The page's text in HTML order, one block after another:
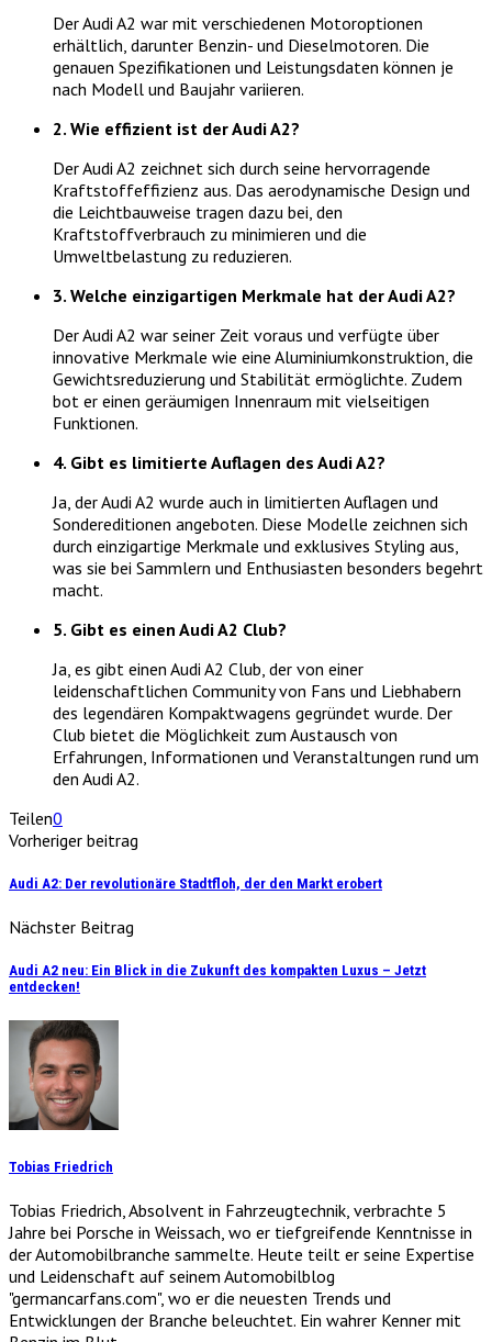
Der Audi A2 war mit verschiedenen Motoroptionen
erhältlich, darunter Benzin- und Dieselmotoren. Die
genauen Spezifikationen und Leistungsdaten können je
nach Modell und Baujahr variieren.
2. Wie effizient ist der Audi A2?
Der Audi A2 zeichnet sich durch seine hervorragende
Kraftstoffeffizienz aus. Das aerodynamische Design und
die Leichtbauweise tragen dazu bei, den
Kraftstoffverbrauch zu minimieren und die
Umweltbelastung zu reduzieren.
3. Welche einzigartigen Merkmale hat der Audi A2?
Der Audi A2 war seiner Zeit voraus und verfügte über
innovative Merkmale wie eine Aluminiumkonstruktion, die
Gewichtsreduzierung und Stabilität ermöglichte. Zudem
bot er einen geräumigen Innenraum mit vielseitigen
Funktionen.
4. Gibt es limitierte Auflagen des Audi A2?
Ja, der Audi A2 wurde auch in limitierten Auflagen und
Sondereditionen angeboten. Diese Modelle zeichnen sich
durch einzigartige Merkmale und exklusives Styling aus,
was sie bei Sammlern und Enthusiasten besonders begehrt
macht.
5. Gibt es einen Audi A2 Club?
Ja, es gibt einen Audi A2 Club, der von einer
leidenschaftlichen Community von Fans und Liebhabern
des legendären Kompaktwagens gegründet wurde. Der
Club bietet die Möglichkeit zum Austausch von
Erfahrungen, Informationen und Veranstaltungen rund um
den Audi A2.
Teilen0
Vorheriger beitrag
Audi A2: Der revolutionäre Stadtfloh, der den Markt erobert
Nächster Beitrag
Audi A2 neu: Ein Blick in die Zukunft des kompakten Luxus – Jetzt
entdecken!
Tobias Friedrich
Tobias Friedrich, Absolvent in Fahrzeugtechnik, verbrachte 5
Jahre bei Porsche in Weissach, wo er tiefgreifende Kenntnisse in
der Automobilbranche sammelte. Heute teilt er seine Expertise
und Leidenschaft auf seinem Automobilblog
"germancarfans.com", wo er die neuesten Trends und
Entwicklungen der Branche beleuchtet. Ein wahrer Kenner mit